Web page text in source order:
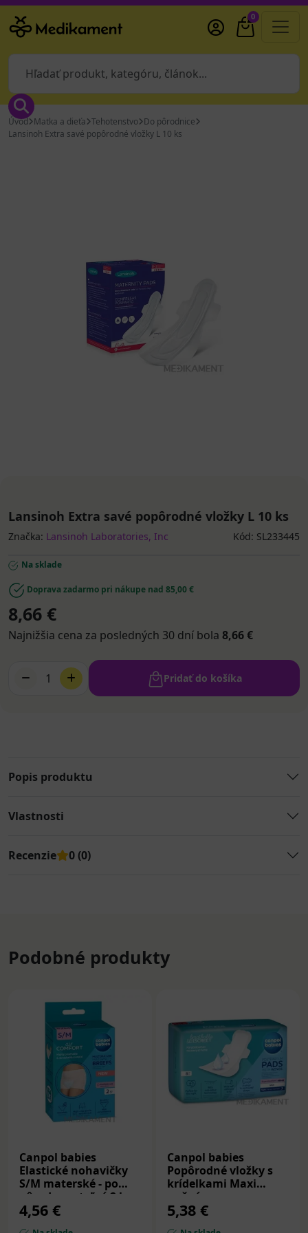
0
Úvod Matka a dieťa Tehotenstvo Do pôrodnice
Lansinoh Extra savé popôrodné vložky L 10 ks
Lansinoh Extra savé popôrodné vložky L 10 ks
Značka: Lansinoh Laboratories, Inc Kód: SL233445
Na sklade
Doprava zadarmo pri nákupe nad 85,00 €
8,66 €
Najnižšia cena za posledných 30 dní bola 8,66 €
1 Pridať do košíka
Popis produktu
Vlastnosti
Recenzie 0 (0)
Podobné produkty
Canpol babies
Elastické nohavičky
S/M materské - po
pôrode prateľné 2 ks
4,56 €
Canpol babies
Popôrodné vložky s
krídelkami Maxi
nočné
superabsorbent 8 ks
5,38 €